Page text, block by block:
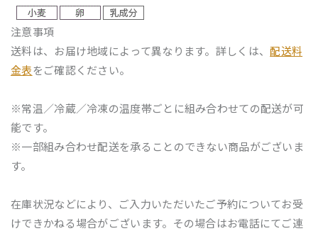
注意事項
送料は、お届け地域によって異なります。詳しくは、配送料
金表をご確認ください。
※常温／冷蔵／冷凍の温度帯ごとに組み合わせての配送が可
能です。
※一部組み合わせ配送を承ることのできない商品がございま
す。
在庫状況などにより、ご入力いただいたご予約についてお受
けできかねる場合がございます。その場合はお電話にてご連